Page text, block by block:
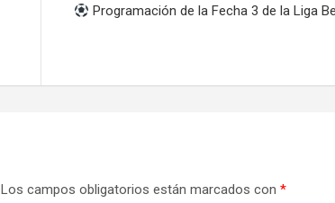
Programación de la Fecha 3 de la Liga
Los campos obligatorios están marcados con *